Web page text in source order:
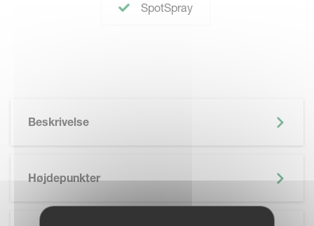
SpotSpray
Beskrivelse
Højdepunkter